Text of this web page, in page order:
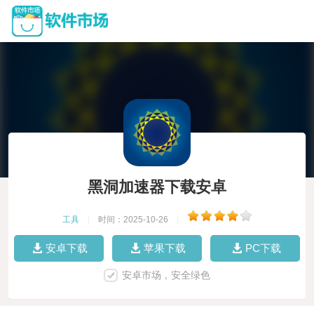
黑洞加速器下载安卓
工具 时间：2025-10-26
安卓下载 苹果下载 PC下载
安卓市场，安全绿色